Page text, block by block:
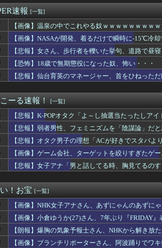
さん、歩行者を轢いた挙句、道路で昼寝をしようとし
のトイレのデザインが話題！間違って入るやつ続出
ンバーグDON作ったけど
らしない体型の南米女ｗｗｗｗｗ
ゃん、ミニカズーで最駆けを演奏ｗ【乃木坂46】
画『ちいかわ』公開14日間で興収50億円突破！！
を非難】ロシア外務省報道官「広島市長は『偽りの呪
本のセクシー女性犯罪者一覧ｗｗｗｗｗｗｗｗｗ
て嫁への愛情が薄れ、職場の女とフリンして離婚し
の巨乳筋トレ女子ｗｗｗｗｗｗｗｗｗｗｗ
22歳の女さんのむき出しお乳、エ○チ過ぎるｗｗｗｗ
てサナエ禍蔓延・・・なぜ日本人は妙ちくりんな女に
とりあえず育成完了させたウマ娘のスキルを取得する
ワイ、仕事をやめる決心をする
板倉滉は「めっちゃモテる」 年収7億円・お洒落・
隆輝ののヒロイン、選挙候補者の街頭演説に聞こえ
彼「お前んちの家業継いでやってもいいかなｗ」って
】韓国サッカー協会、性接待疑惑 日本人審判も含ま
ップ女子21歳、下乳ポロリ祭りｗｗｗｗｗ
で男の人と一緒でしたよねぇ？」私「従弟だけど？
氏いる女寝取りまくったらｗｗｗｗｗｗｗｗｗｗ
悲報】甲子園でインドネシア人選手が始球式→日本保
冨安健洋の英プレミア・クリスタルパレス加入が正
界にブレイク確定の超大型新人が爆誕するwwwww
懐かしいと感じたらおっさん
速報 [一覧]
【画像】温泉の中でこれやる奴ｗｗｗｗｗｗｗｗ
【画像】NASAが開発、着るだけで瞬時に-15℃冷
【悲報】女さん、歩行者を轢いた挙句、道路で昼
【恐怖】18歳で無期懲役になった奴、怖い・・・
【悲報】仙台育英のマネージャー、首をひねった
ーる速報！ [一覧]
【悲報】K-POPオタク「よ～し抽選当たったしア
【悲報】弱者男性、フェミニズムを「陰謀論」だ
【悲報】オタク男子の理想「ACが好きでスタバ
【画像】ゲーム会社、ターゲットを絞りすぎたゲ
【悲報】女子アナ「男と話してる時、胸見てるの
！お宝 [一覧]
【画像】NHK女子アナさん、あずにゃんのあずに
【画像】小倉ゆうか(27)さん、7年ぶり『FRIDAY
【朗報】爆胸の気象予報士さん、NHKから解き放
【画像】ブランチリポーターさん、阿波踊りでワキ